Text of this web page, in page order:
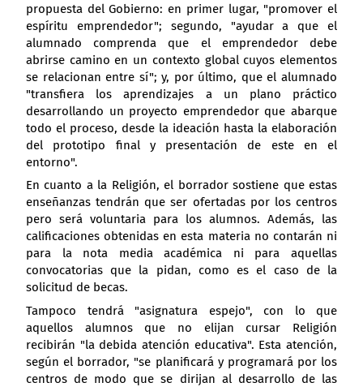
propuesta del Gobierno: en primer lugar, "promover el
espíritu emprendedor"; segundo, "ayudar a que el
alumnado comprenda que el emprendedor debe
abrirse camino en un contexto global cuyos elementos
se relacionan entre sí"; y, por último, que el alumnado
"transfiera los aprendizajes a un plano práctico
desarrollando un proyecto emprendedor que abarque
todo el proceso, desde la ideación hasta la elaboración
del prototipo final y presentación de este en el
entorno".
En cuanto a la Religión, el borrador sostiene que estas
enseñanzas tendrán que ser ofertadas por los centros
pero será voluntaria para los alumnos. Además, las
calificaciones obtenidas en esta materia no contarán ni
para la nota media académica ni para aquellas
convocatorias que la pidan, como es el caso de la
solicitud de becas.
Tampoco tendrá "asignatura espejo", con lo que
aquellos alumnos que no elijan cursar Religión
recibirán "la debida atención educativa". Esta atención,
según el borrador, "se planificará y programará por los
centros de modo que se dirijan al desarrollo de las